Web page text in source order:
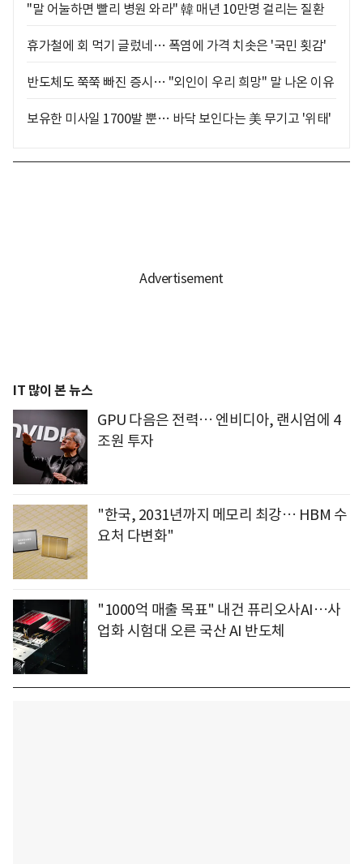
"말 어눌하면 빨리 병원 와라" 韓 매년 10만명 걸리는 질환
휴가철에 회 먹기 글렀네… 폭염에 가격 치솟은 '국민 횟감'
반도체도 쭉쭉 빠진 증시… "외인이 우리 희망" 말 나온 이유
보유한 미사일 1700발 뿐… 바닥 보인다는 美 무기고 '위태'
IT 많이 본 뉴스
GPU 다음은 전력… 엔비디아, 랜시엄에 4
조원 투자
"한국, 2031년까지 메모리 최강… HBM 수
요처 다변화"
"1000억 매출 목표" 내건 퓨리오사AI…사
업화 시험대 오른 국산 AI 반도체